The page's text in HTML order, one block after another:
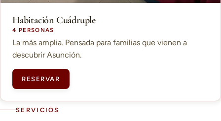
Habitación Cuádruple
4 PERSONAS
La más amplia. Pensada para familias que vienen a
descubrir Asunción.
RESERVAR
SERVICIOS